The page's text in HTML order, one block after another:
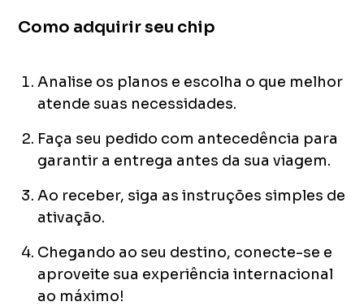
Como adquirir seu chip
Analise os planos e escolha o que melhor
atende suas necessidades.
Faça seu pedido com antecedência para
garantir a entrega antes da sua viagem.
Ao receber, siga as instruções simples de
ativação.
Chegando ao seu destino, conecte-se e
aproveite sua experiência internacional
ao máximo!